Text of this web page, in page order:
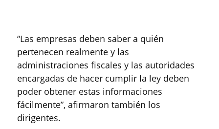
“Las empresas deben saber a quién
pertenecen realmente y las
administraciones fiscales y las autoridades
encargadas de hacer cumplir la ley deben
poder obtener estas informaciones
fácilmente”, afirmaron también los
dirigentes.